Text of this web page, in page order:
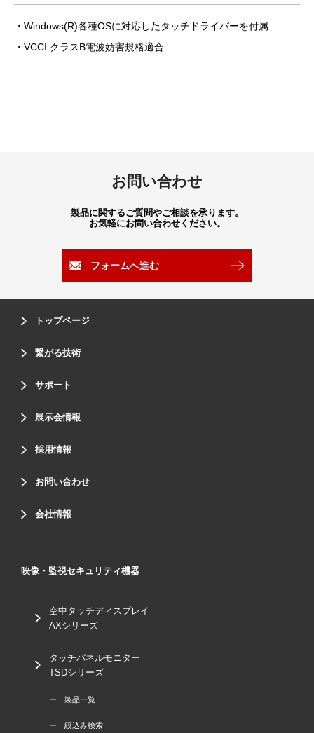
・Windows(R)各種OSに対応したタッチドライバーを付属
・VCCI クラスB電波妨害規格適合
お問い合わせ
製品に関するご質問やご相談を承ります。
お気軽にお問い合わせください。
フォームへ進む
トップページ
繋がる技術
サポート
展示会情報
採用情報
お問い合わせ
会社情報
映像・監視セキュリティ機器
空中タッチディスプレイ
AXシリーズ
タッチパネルモニター
TSDシリーズ
ー 製品一覧
ー 絞込み検索